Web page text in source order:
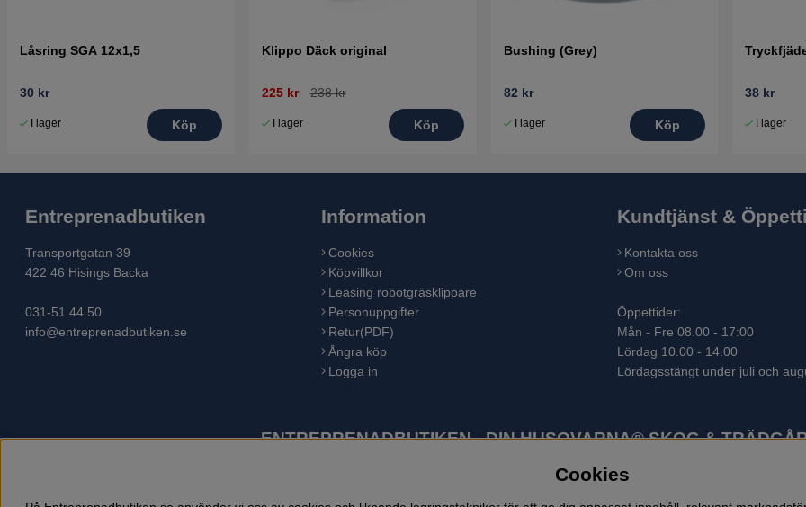
Låsring SGA 12x1,5
30 kr
I lager Köp
Klippo Däck original
225 kr 238 kr
I lager Köp
Bushing (Grey)
82 kr
I lager Köp
38 kr
I lager
Entreprenadbutiken
Transportgatan 39
422 46 Hisings Backa
031-51 44 50
info@entreprenadbutiken.se
Information
Cookies
Köpvillkor
Leasing robotgräsklippare
Personuppgifter
Retur(PDF)
Ångra köp
Logga in
Kundtjänst &
Kontakta oss
Om oss
Öppettider:
Mån - Fre 08.00 - 17:00
Lördag 10.00 - 14.00
Lördagsstängt under juli och
ENTREPRENADBUTIKEN - DIN HUSQVARNA® SKOG &
Husqvarna är världens största tillverkare av utomhusprodukter som skogsmaskiner och trädgårdsmaskiner. I sortimentet finns
Cookies